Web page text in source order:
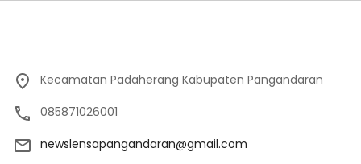
Kecamatan Padaherang Kabupaten Pangandaran
085871026001
newslensapangandaran@gmail.com